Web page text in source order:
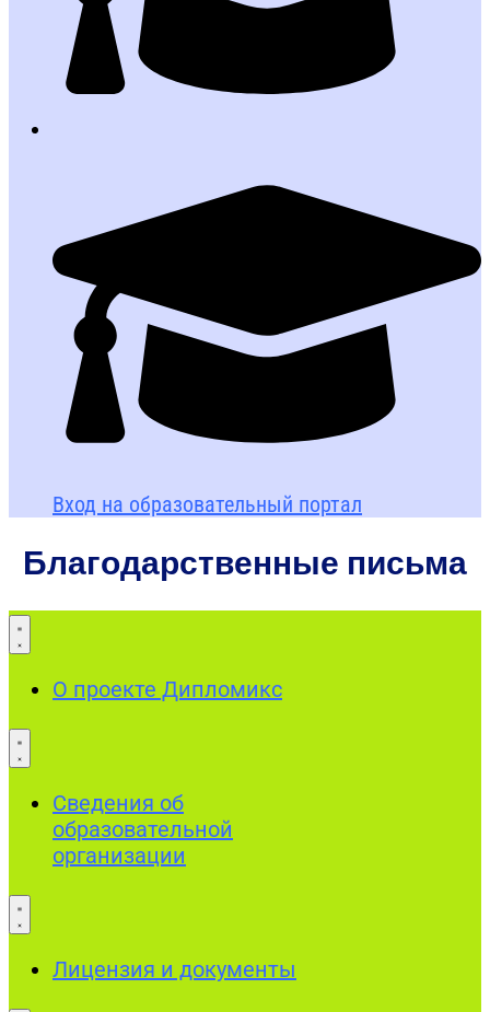
Вход на образовательный портал
Благодарственные письма
О проекте Дипломикс
Сведения об
образовательной
организации
Лицензия и документы